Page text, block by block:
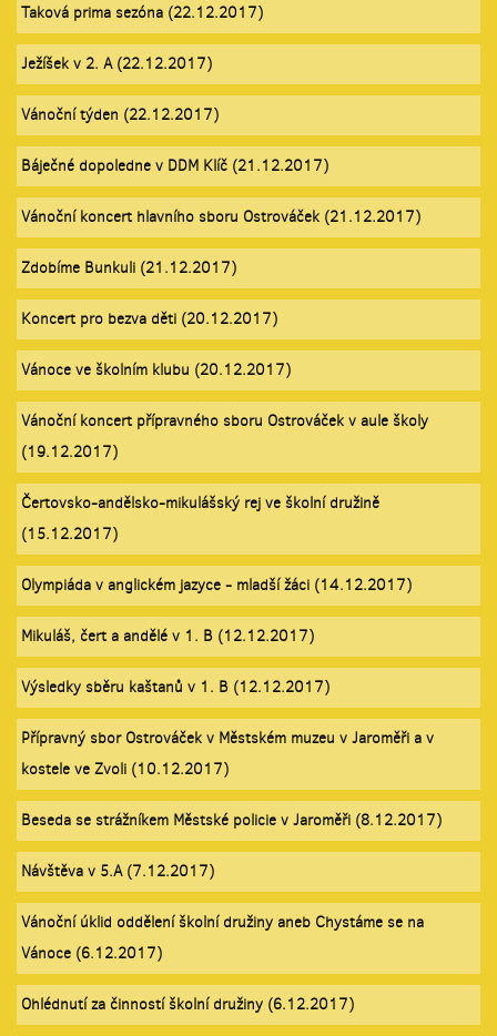
Taková prima sezóna (22.12.2017)
Ježíšek v 2. A (22.12.2017)
Vánoční týden (22.12.2017)
Báječné dopoledne v DDM Klíč (21.12.2017)
Vánoční koncert hlavního sboru Ostrováček (21.12.2017)
Zdobíme Bunkuli (21.12.2017)
Koncert pro bezva děti (20.12.2017)
Vánoce ve školním klubu (20.12.2017)
Vánoční koncert přípravného sboru Ostrováček v aule školy
(19.12.2017)
Čertovsko-andělsko-mikulášský rej ve školní družině
(15.12.2017)
Olympiáda v anglickém jazyce - mladší žáci (14.12.2017)
Mikuláš, čert a andělé v 1. B (12.12.2017)
Výsledky sběru kaštanů v 1. B (12.12.2017)
Přípravný sbor Ostrováček v Městském muzeu v Jaroměři a v
kostele ve Zvoli (10.12.2017)
Beseda se strážníkem Městské policie v Jaroměři (8.12.2017)
Návštěva v 5.A (7.12.2017)
Vánoční úklid oddělení školní družiny aneb Chystáme se na
Vánoce (6.12.2017)
Ohlédnutí za činností školní družiny (6.12.2017)